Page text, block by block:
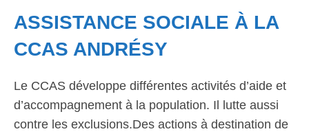
ASSISTANCE SOCIALE À LA
CCAS ANDRÉSY
Le CCAS développe différentes activités d’aide et
d’accompagnement à la population. Il lutte aussi
contre les exclusions.Des actions à destination de